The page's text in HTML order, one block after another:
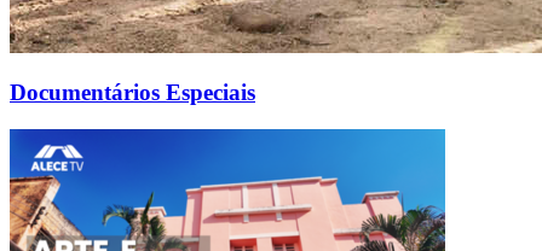
Documentários Especiais